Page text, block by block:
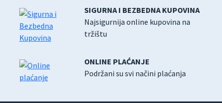
SIGURNA I BEZBEDNA KUPOVINA
Najsigurnija online kupovina na
tržištu
ONLINE PLAĆANJE
Podržani su svi načini plaćanja